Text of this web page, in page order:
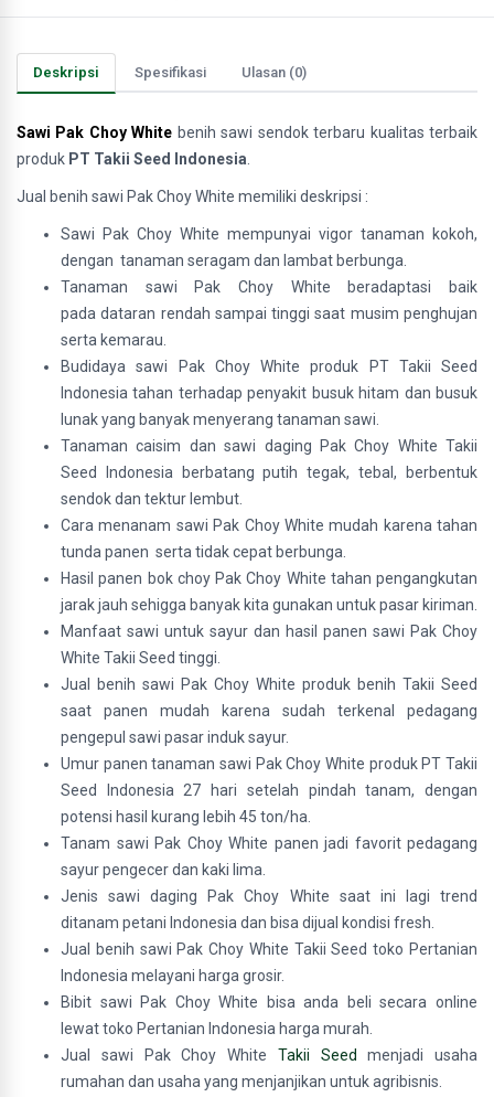
Deskripsi Spesifikasi Ulasan (0)
Sawi Pak Choy White benih sawi sendok terbaru kualitas terbaik
produk PT Takii Seed Indonesia
Jual benih sawi Pak Choy White memiliki deskripsi :
Sawi Pak Choy White mempunyai vigor tanaman kokoh,
dengan tanaman seragam dan lambat berbunga.
Tanaman sawi Pak Choy White beradaptasi baik
pada dataran rendah sampai tinggi saat musim penghujan
serta kemarau.
Budidaya sawi Pak Choy White produk PT Takii Seed
Indonesia tahan terhadap penyakit busuk hitam dan busuk
lunak yang banyak menyerang tanaman sawi.
Tanaman caisim dan sawi daging Pak Choy White Takii
Seed Indonesia berbatang putih tegak, tebal, berbentuk
sendok dan tektur lembut.
Cara menanam sawi Pak Choy White mudah karena tahan
tunda panen serta tidak cepat berbunga.
Hasil panen bok choy Pak Choy White tahan pengangkutan
jarak jauh sehigga banyak kita gunakan untuk pasar kiriman.
Manfaat sawi untuk sayur dan hasil panen sawi Pak Choy
White Takii Seed tinggi.
Jual benih sawi Pak Choy White produk benih Takii Seed
saat panen mudah karena sudah terkenal pedagang
pengepul sawi pasar induk sayur.
Umur panen tanaman sawi Pak Choy White produk PT Takii
Seed Indonesia 27 hari setelah pindah tanam, dengan
potensi hasil kurang lebih 45 ton/ha.
Tanam sawi Pak Choy White panen jadi favorit pedagang
sayur pengecer dan kaki lima.
Jenis sawi daging Pak Choy White saat ini lagi trend
ditanam petani Indonesia dan bisa dijual kondisi fresh.
Jual benih sawi Pak Choy White Takii Seed toko Pertanian
Indonesia melayani harga grosir.
Bibit sawi Pak Choy White bisa anda beli secara online
lewat toko Pertanian Indonesia harga murah.
Jual sawi Pak Choy White Takii Seed menjadi usaha
rumahan dan usaha yang menjanjikan untuk agribisnis.